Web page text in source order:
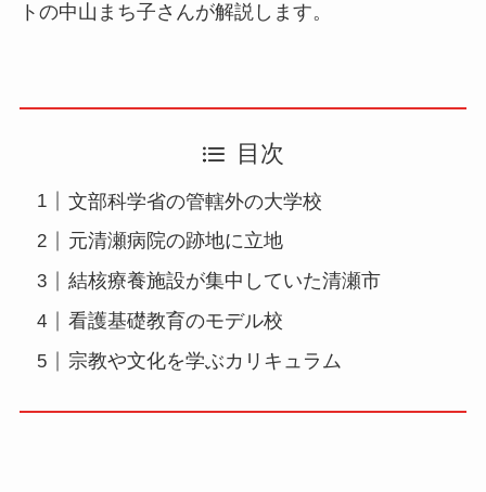
トの中山まち子さんが解説します。
目次
文部科学省の管轄外の大学校
元清瀬病院の跡地に立地
結核療養施設が集中していた清瀬市
看護基礎教育のモデル校
宗教や文化を学ぶカリキュラム